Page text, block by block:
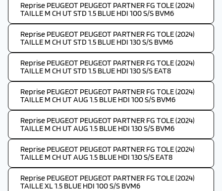
Reprise PEUGEOT PEUGEOT PARTNER FG TOLE (2024)
TAILLE M CH UT STD 1.5 BLUE HDI 100 S/S BVM6
Reprise PEUGEOT PEUGEOT PARTNER FG TOLE (2024)
TAILLE M CH UT STD 1.5 BLUE HDI 130 S/S BVM6
Reprise PEUGEOT PEUGEOT PARTNER FG TOLE (2024)
TAILLE M CH UT STD 1.5 BLUE HDI 130 S/S EAT8
Reprise PEUGEOT PEUGEOT PARTNER FG TOLE (2024)
TAILLE M CH UT AUG 1.5 BLUE HDI 100 S/S BVM6
Reprise PEUGEOT PEUGEOT PARTNER FG TOLE (2024)
TAILLE M CH UT AUG 1.5 BLUE HDI 130 S/S BVM6
Reprise PEUGEOT PEUGEOT PARTNER FG TOLE (2024)
TAILLE M CH UT AUG 1.5 BLUE HDI 130 S/S EAT8
Reprise PEUGEOT PEUGEOT PARTNER FG TOLE (2024)
TAILLE XL 1.5 BLUE HDI 100 S/S BVM6